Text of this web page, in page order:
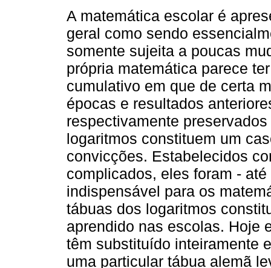
A matemática escolar é
geral como sendo
somente sujeita a poucas
própria matemática parece
cumulativo em que de certa
épocas e resultados
respectivamente
logaritmos constituem um
convicções. Estabelecidos
complicados, eles foram -
indispensável para os
tábuas dos logaritmos
aprendido nas escolas. Hoje
têm substituído inteiramente
uma particular tábua alemã